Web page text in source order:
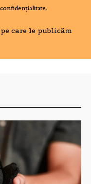
.
care le publicăm